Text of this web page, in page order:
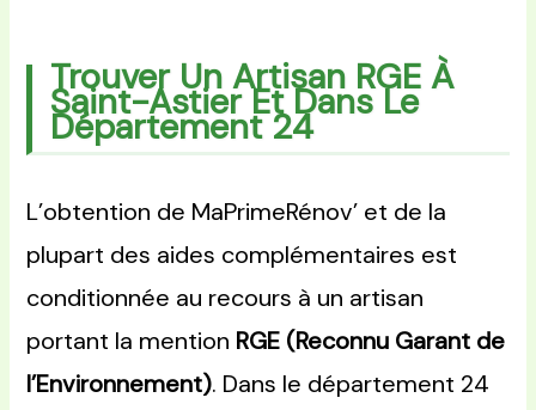
Trouver Un Artisan RGE À
Saint-Astier Et Dans Le
Département 24
L’obtention de MaPrimeRénov’ et de la
plupart des aides complémentaires est
conditionnée au recours à un artisan
portant la mention RGE (Reconnu Garant de
l’Environnement). Dans le département 24